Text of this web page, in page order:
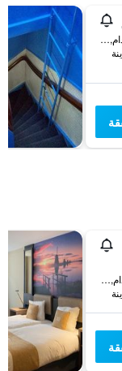
Vossiusstraat 46, امستردام, مقاطعة شمال هولندا, هولندا
Leidsekade 97a, امستردام, مقاطعة شمال هولندا, هولندا